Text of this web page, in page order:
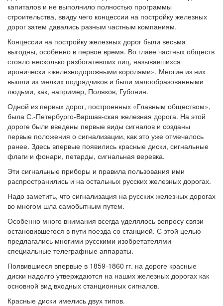
капиталов и не выполнило полностью программы
строительства, ввиду чего концессии на постройку железных
дорог затем давались разным частным компаниям.
Концессии на постройку железных дорог были весьма
выгодны, особенно в первое время. Во главе частных обществ
стояло несколько разбогатевших лиц, называвшихся
иронически «железнодорожными королями». Многие из них
вышли из мелких подрядчиков и были малообразованными
людьми, как, например, Поляков, Губонин.
Одной из первых дорог, построенных «Главным обществом»,
была С.-Петербурго-Варшав-ская железная дорога. На этой
дороге были введены первые виды сигналов и созданы
первые положения о сигнализации, как это уже отмечалось
ранее. Здесь впервые появились красные диски, сигнальные
флаги и фонари, петарды, сигнальная веревка.
Эти сигнальные приборы и правила пользования ими
распространились и на остальных русских железных дорогах.
Надо заметить, что сигнализация на русских железных дорогах
во многом шла самобытным путем.
Особенно много внимания всегда уделялось вопросу связи
остановившегося в пути поезда со станцией. С этой целью
предлагались многими русскими изобретателями
специальные телеграфные аппараты.
Появившиеся впервые в 1859-1860 гг. на дороге красные
диски надолго утверждаются на наших железных дорогах как
основной вид входных станционных сигналов.
Красные диски имелись двух типов.